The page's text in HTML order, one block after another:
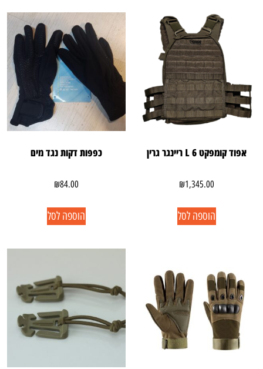
אפוד קומפקט 6 L ריינגר גרין
₪1,345.00
הוספה לסל
כפפות דקות נגד מים
₪84.00
הוספה לסל